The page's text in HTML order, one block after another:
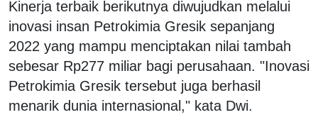
Kinerja terbaik berikutnya diwujudkan melalui
inovasi insan Petrokimia Gresik sepanjang
2022 yang mampu menciptakan nilai tambah
sebesar Rp277 miliar bagi perusahaan. "Inovasi
Petrokimia Gresik tersebut juga berhasil
menarik dunia internasional," kata Dwi.